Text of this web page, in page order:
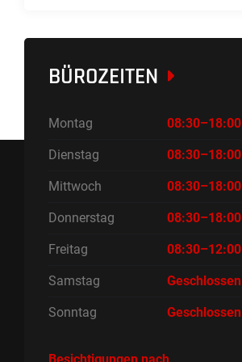
BÜROZEITEN
Montag 08:30–18:00
Dienstag 08:30–18:00
Mittwoch 08:30–18:00
Donnerstag 08:30–18:00
Freitag 08:30–12:00
Samstag Geschlossen
Sonntag Geschlossen